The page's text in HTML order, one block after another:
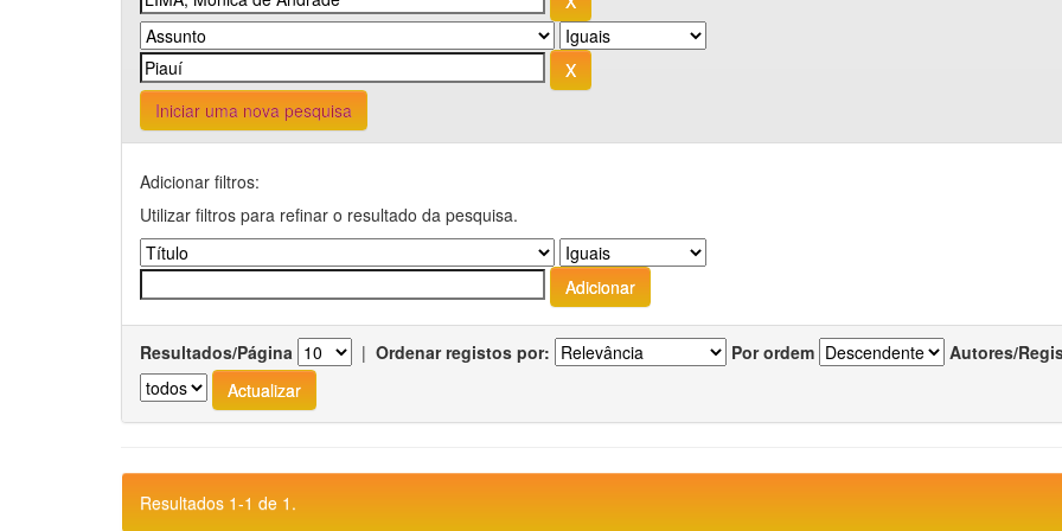
Iniciar uma nova pesquisa
Adicionar filtros:
Utilizar filtros para refinar o resultado da pesquisa.
Resultados/Página | Ordenar registos por: Por ordem Autores/
Resultados 1-1 de 1.